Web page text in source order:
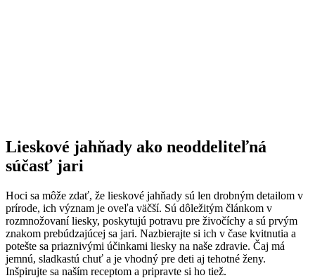
Lieskové jahňady ako neoddeliteľná
súčasť jari
Hoci sa môže zdať, že lieskové jahňady sú len drobným detailom v
prírode, ich význam je oveľa väčší. Sú dôležitým článkom v
rozmnožovaní liesky, poskytujú potravu pre živočíchy a sú prvým
znakom prebúdzajúcej sa jari. Nazbierajte si ich v čase kvitnutia a
potešte sa priaznivými účinkami liesky na naše zdravie. Čaj má
jemnú, sladkastú chuť a je vhodný pre deti aj tehotné ženy.
Inšpirujte sa naším receptom a pripravte si ho tiež.